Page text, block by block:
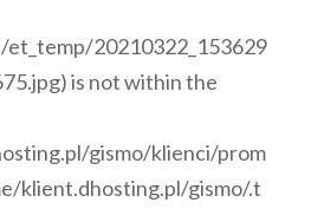
20210322_153629
is not within the
gismo/klienci/prom
klient.dhosting.pl/gismo/.t